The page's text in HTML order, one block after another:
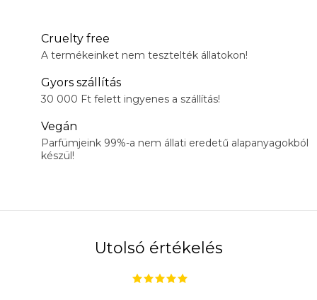
Cruelty free
A termékeinket nem tesztelték állatokon!
Gyors szállítás
30 000 Ft felett ingyenes a szállítás!
Vegán
Parfümjeink 99%-a nem állati eredetű alapanyagokból
készül!
Utolsó értékelés